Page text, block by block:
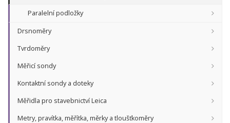
Paralelní podložky
Drsnoměry
Tvrdoměry
Měřicí sondy
Kontaktní sondy a doteky
Měřidla pro stavebnictví Leica
Metry, pravítka, měřítka, měrky a tloušťkoměry